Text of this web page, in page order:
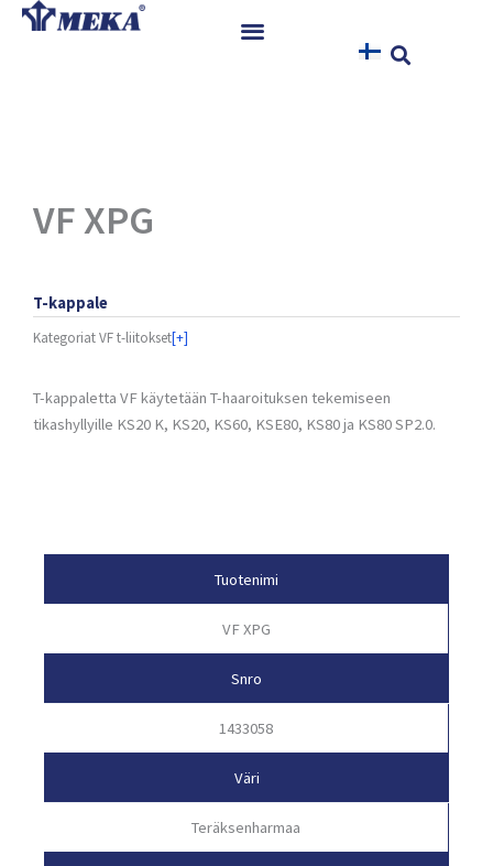
Siirry
VF XPG
T-kappale
KategoriatVF t-liitokset[+]
T-kappaletta VF käytetään T-haaroituksen tekemiseen
tikashyllyille KS20 K, KS20, KS60, KSE80, KS80 ja KS80 SP2.0.
Tuotenimi
VF XPG
Snro
1433058
Väri
Teräksenharmaa